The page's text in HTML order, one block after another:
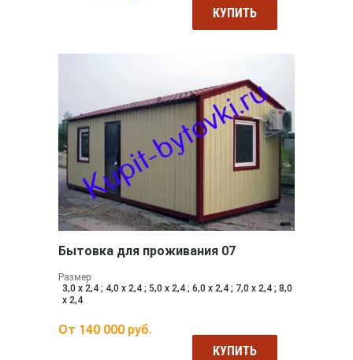
КУПИТЬ
Бытовка для проживания 07
Размер:
3,0 х 2,4 ; 4,0 х 2,4 ; 5,0 х 2,4 ; 6,0 х 2,4 ; 7,0 х 2,4 ; 8,0
х 2,4
От 140 000 руб.
КУПИТЬ